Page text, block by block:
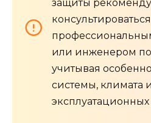
защиты
или инженером
учитывая
системы, климата и